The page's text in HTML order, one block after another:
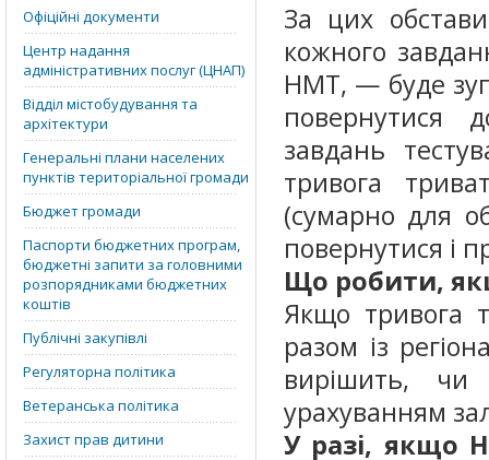
Офіційні документи
Центр надання
адміністративних послуг (ЦНАП)
Відділ містобудування та
архітектури
Генеральні плани населених
пунктів територіальної громади
Бюджет громади
Паспорти бюджетних програм,
бюджетні запити за головними
розпорядниками бюджетних
коштів
Публічні закупівлі
Регуляторна політика
Ветеранська політика
Захист прав дитини
За цих
кожного
НМТ, — буде
повернутися
завдань
тривога
(сумарно для
повернутися і
Що робити,
Якщо тривога
разом із
вирішить, чи
урахуванням
У разі, якщо